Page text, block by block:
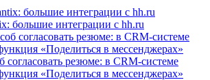
большие интеграции с hh.ru
резюме: в CRM-системе
«Поделиться в мессенджерах»